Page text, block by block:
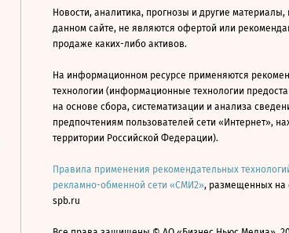
Новости, аналитика, прогнозы и другие
данном сайте, не являются офертой или
продаже каких-либо активов.
На информационном ресурсе применяются
технологии (информационные технологии
на основе сбора, систематизации и анализа
предпочтениям пользователей сети «Интернет»,
территории Российской Федерации).
Правила применения рекомендательных
рекламно-обменной сети «СМИ2», размещенных на
spb.ru